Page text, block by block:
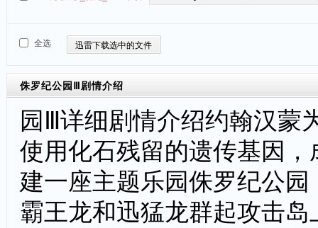
全选 迅雷下载选中的文件
侏罗纪公园Ⅲ剧情介绍
园Ⅲ详细剧情介绍约翰汉蒙
使用化石残留的遗传基因
建一座主题乐园侏罗纪公
霸王龙和迅猛龙群起攻击